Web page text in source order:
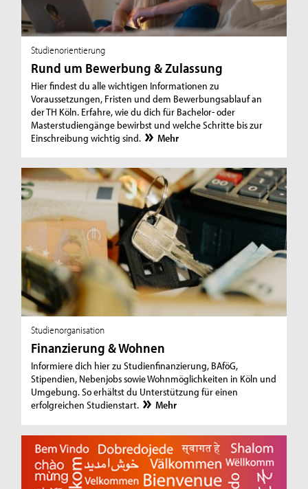
Studienorientierung
Rund um Bewerbung & Zulassung
Hier findest du alle wichtigen Informationen zu
Voraussetzungen, Fristen und dem Bewerbungsablauf an
der TH Köln. Erfahre, wie du dich für Bachelor- oder
Masterstudiengänge bewirbst und welche Schritte bis zur
Einschreibung wichtig sind.
Mehr
Studienorganisation
Finanzierung & Wohnen
Informiere dich hier zu Studienfinanzierung, BAföG,
Stipendien, Nebenjobs sowie Wohnmöglichkeiten in Köln und
Umgebung. So erhältst du Unterstützung für einen
erfolgreichen Studienstart.
Mehr